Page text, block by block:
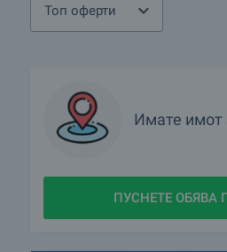
Топ оферти
Имате имот
ПУСНЕТЕ ОБЯВА